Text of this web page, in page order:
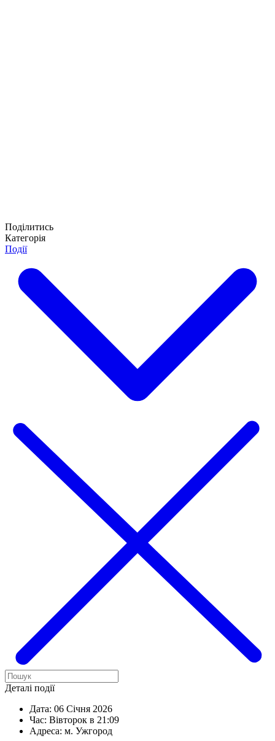
Поділитись
Категорія
Події
Деталі події
Дата: 06 Січня 2026
Час: Вівторок в 21:09
Адреса: м. Ужгород